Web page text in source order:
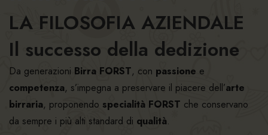
LA FILOSOFIA AZIENDALE
Il successo della dedizione
Da generazioni Birra FORST, con passione e
competenza, s’impegna a preservare il piacere dell’arte
birraria, proponendo specialità FORST che conservano
da sempre i più alti standard di qualità.